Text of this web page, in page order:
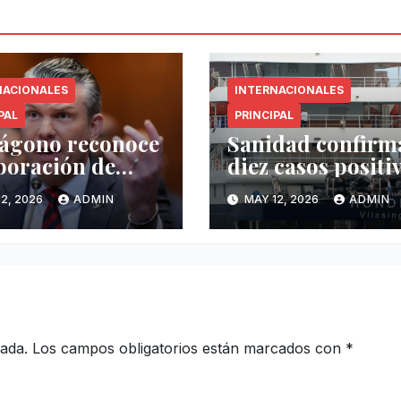
reconoce
de
pero exige
operatividad
2026 ADMIN
INTERNACIONALES
PRINCIPAL
Sanidad
diez casos
de hantavirus
vinculados al
crucero MV
MAY 12, 2026 ADMIN
Los campos obligatorios están marcados con *